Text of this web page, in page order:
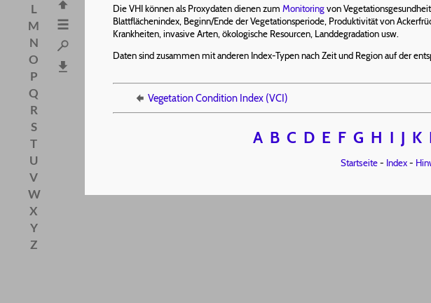
L
M
N
O
P
Q
R
S
T
U
V
W
X
Y
Z
Die VHI können als Proxydaten dienen zum Monitoringvon
Blattflächenindex, Beginn/Ende der Vegetationsperiode, Produktivität von
Krankheiten, invasive Arten, ökologische Resourcen, Landdegradation usw.
Daten sind zusammen mit anderen Index-Typen nach Zeit und Region auf der
Vegetation Condition Index (VCI)
A B C D E F G H I J K
Startseite- Index-